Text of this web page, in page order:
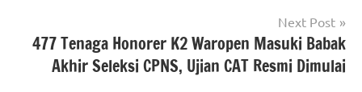
Next Post
477 Tenaga Honorer K2 Waropen Masuki Babak
Akhir Seleksi CPNS, Ujian CAT Resmi Dimulai